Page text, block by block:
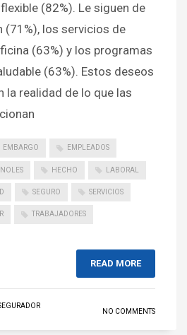
(82%). Le siguen de
(71%), los servicios de
(63%) y los programas
(63%). Estos deseos
la realidad de lo que las
EMBARGO EMPLEADOS
HECHO LABORAL
SEGURO SERVICIOS
TRABAJADORES
READ MORE
NO COMMENTS